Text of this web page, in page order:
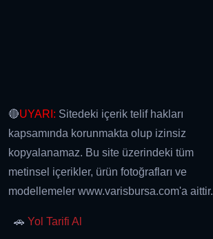
🔴UYARI: Sitedeki içerik telif hakları
kapsamında korunmakta olup izinsiz
kopyalanamaz. Bu site üzerindeki tüm
metinsel içerikler, ürün fotoğrafları ve
modellemeler www.varisbursa.com'a aittir.
🚗 Yol Tarifi Al